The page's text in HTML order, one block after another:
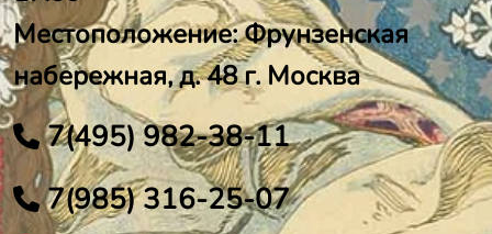
Местоположение: Фрунзенская
набережная, д. 48 г. Москва
7(495) 982-38-11
7(985) 316-25-07